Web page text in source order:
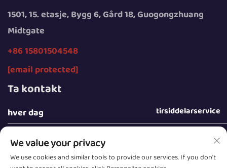
1501, 15. etasje, Bygg 6, Gård 18, Guogongzhuang
Midtgate
+86 15801504548
[email protected]
Ta kontakt
hver dag tirsiddelarservice
We value your privacy
We use cookies and similar tools to provide our services. If you don't